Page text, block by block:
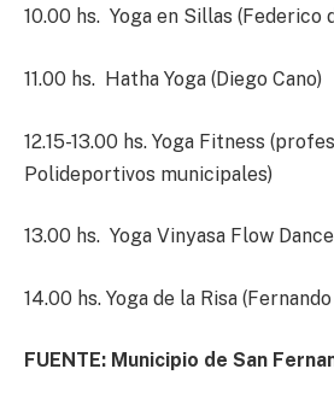
10.00 hs. Yoga en Sillas (Federico
11.00 hs. Hatha Yoga (Diego Cano)
12.15-13.00 hs. Yoga Fitness
Polideportivos municipales)
13.00 hs. Yoga Vinyasa Flow
14.00 hs. Yoga de la Risa
FUENTE: Municipio de San